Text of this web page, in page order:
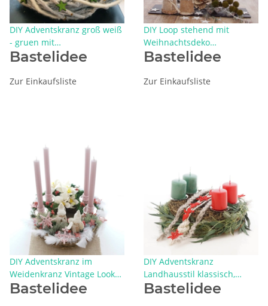
DIY Adventskranz groß weiß
- gruen mit
Eukalyptus,Trockenblumen
Bastelidee
Zur Einkaufsliste
DIY Loop stehend mit
Weihnachtsdeko
Kerzenständer und
Tischdeko und Fensterdeko
Bastelidee
Zur Einkaufsliste
DIY Adventskranz im
Weidenkranz Vintage Look
mit Trockenfloristik rosa
Bastelidee
DIY Adventskranz
Landhausstil klassisch,
skandinavisch, rot, weiß,
Bastelidee